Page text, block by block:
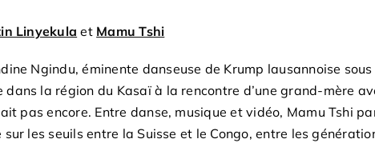
Linyekula et Mamu Tshi
Ngindu, éminente danseuse de Krump lausannoise
la région du Kasaï à la rencontre d’une grand-mère
pas encore. Entre danse, musique et vidéo, Mamu Tshi
les seuils entre la Suisse et le Congo, entre les